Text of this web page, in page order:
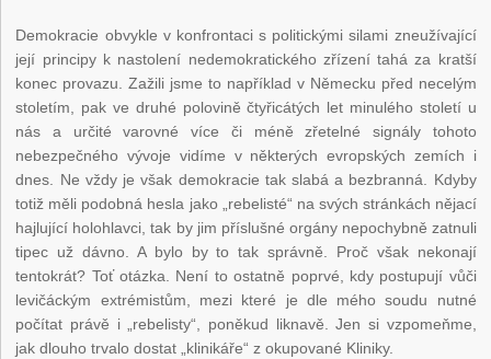
Demokracie obvykle v konfrontaci s politickými silami zneužívající
její principy k nastolení nedemokratického zřízení tahá za kratší
konec provazu. Zažili jsme to například v Německu před necelým
stoletím, pak ve druhé polovině čtyřicátých let minulého století u
nás a určité varovné více či méně zřetelné signály tohoto
nebezpečného vývoje vidíme v některých evropských zemích i
dnes. Ne vždy je však demokracie tak slabá a bezbranná. Kdyby
totiž měli podobná hesla jako „rebelisté“ na svých stránkách nějací
hajlující holohlavci, tak by jim příslušné orgány nepochybně zatnuli
tipec už dávno. A bylo by to tak správně. Proč však nekonají
tentokrát? Toť otázka. Není to ostatně poprvé, kdy postupují vůči
levičáckým extrémistům, mezi které je dle mého soudu nutné
počítat právě i „rebelisty“, poněkud liknavě. Jen si vzpomeňme,
jak dlouho trvalo dostat „klinikáře“ z okupované Kliniky.